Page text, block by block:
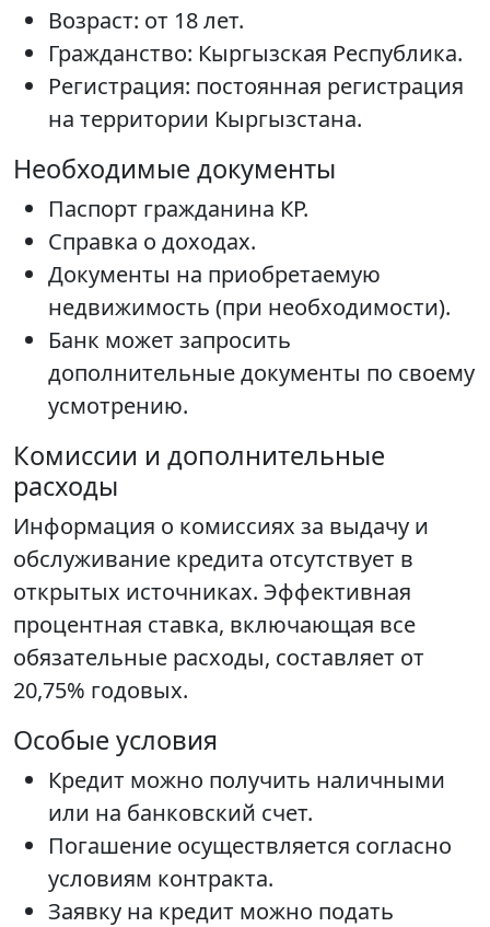
Возраст: от 18 лет.
Гражданство: Кыргызская Республика.
Регистрация: постоянная регистрация
на территории Кыргызстана.
Необходимые документы
Паспорт гражданина КР.
Справка о доходах.
Документы на приобретаемую
недвижимость (при необходимости).
Банк может запросить
дополнительные документы по своему
усмотрению.
Комиссии и дополнительные
расходы
Информация о комиссиях за выдачу и
обслуживание кредита отсутствует в
открытых источниках. Эффективная
процентная ставка, включающая все
обязательные расходы, составляет от
20,75% годовых.
Особые условия
Кредит можно получить наличными
или на банковский счет.
Погашение осуществляется согласно
условиям контракта.
Заявку на кредит можно подать